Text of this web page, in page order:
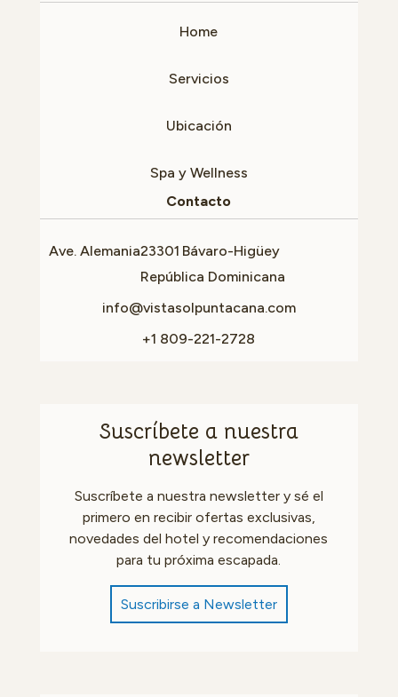
Home
Servicios
Ubicación
Spa y Wellness
Contacto
Ave. Alemania23301 Bávaro-Higüey
República Dominicana
info@vistasolpuntacana.com
+1 809-221-2728
Suscríbete a nuestra
newsletter
Suscríbete a nuestra newsletter y sé el
primero en recibir ofertas exclusivas,
novedades del hotel y recomendaciones
para tu próxima escapada.
Suscribirse a Newsletter